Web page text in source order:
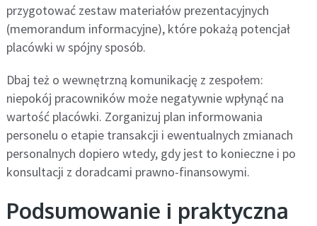
przygotować zestaw materiałów prezentacyjnych
(memorandum informacyjne), które pokażą potencjał
placówki w spójny sposób.
Dbaj też o wewnętrzną komunikację z zespołem:
niepokój pracowników może negatywnie wpłynąć na
wartość placówki. Zorganizuj plan informowania
personelu o etapie transakcji i ewentualnych zmianach
personalnych dopiero wtedy, gdy jest to konieczne i po
konsultacji z doradcami prawno-finansowymi.
Podsumowanie i praktyczna